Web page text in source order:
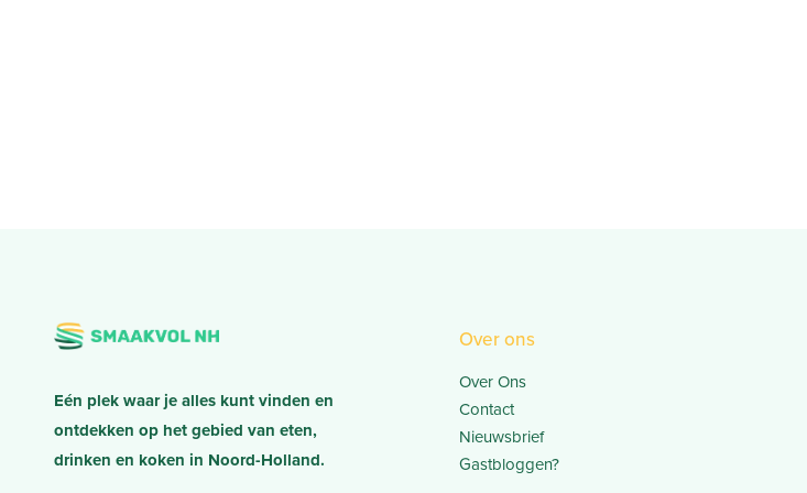
Eén plek waar je alles kunt vinden en
ontdekken op het gebied van eten,
drinken en koken in Noord-Holland.
Over ons
Over Ons
Contact
Nieuwsbrief
Gastbloggen?